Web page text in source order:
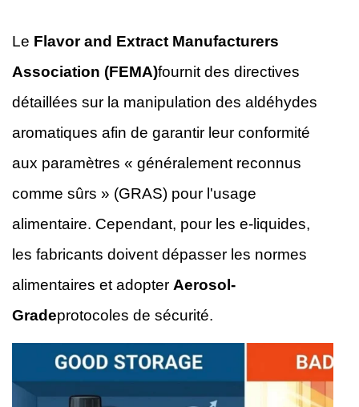
Le Flavor and Extract Manufacturers
Association (FEMA)fournit des directives
détaillées sur la manipulation des aldéhydes
aromatiques afin de garantir leur conformité
aux paramètres « généralement reconnus
comme sûrs » (GRAS) pour l'usage
alimentaire. Cependant, pour les e-liquides,
les fabricants doivent dépasser les normes
alimentaires et adopter Aerosol-
Gradeprotocoles de sécurité.